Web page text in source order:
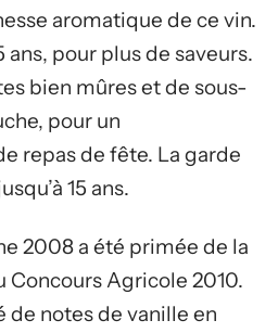
aromatique de ce vin.
ans, pour plus de saveurs.
bien mûres et de sous-
pour un
repas de fête. La garde
15 ans.
2008 a été primée de la
Concours Agricole 2010.
de notes de vanille en